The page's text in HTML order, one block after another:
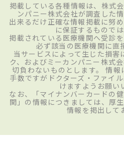
掲載している各種情報は、株式
ンパニー株式会社が調査した
出来るだけ正確な情報掲載に努
に保証するものでは
掲載されている医療機関へ受診
必ず該当の医療機関に直
当サービスによって生じた損害
ク、およびミーカンパニー株式
切負わないものとします。 情
手数ですがドクターズ・ファイ
けますようお願い
なお、「マイナンバーカードの
関」の情報につきましては、厚
情報を掲出して